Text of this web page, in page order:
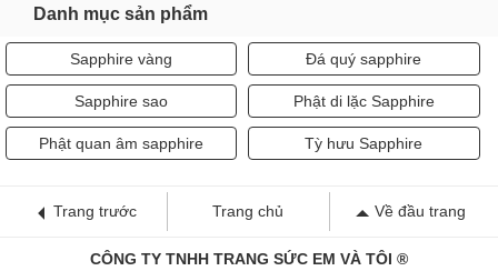
Danh mục sản phẩm
Sapphire vàng Đá quý sapphire
Sapphire sao Phật di lặc Sapphire
Phật quan âm sapphire Tỳ hưu Sapphire
Trang trước Trang chủ Về đầu trang
CÔNG TY TNHH TRANG SỨC EM VÀ TÔI ®